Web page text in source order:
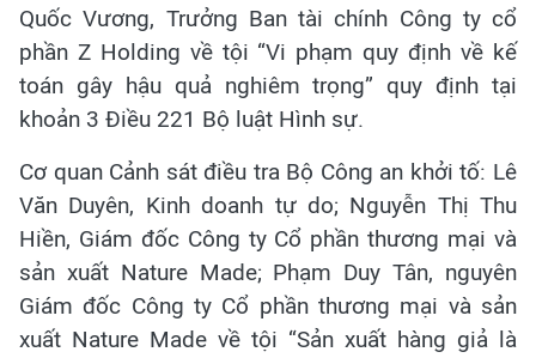
Quốc Vương, Trưởng Ban tài chính Công ty cổ
phần Z Holding về tội “Vi phạm quy định về kế
toán gây hậu quả nghiêm trọng” quy định tại
khoản 3 Điều 221 Bộ luật Hình sự.
Cơ quan Cảnh sát điều tra Bộ Công an khởi tố: Lê
Văn Duyên, Kinh doanh tự do; Nguyễn Thị Thu
Hiền, Giám đốc Công ty Cổ phần thương mại và
sản xuất Nature Made; Phạm Duy Tân, nguyên
Giám đốc Công ty Cổ phần thương mại và sản
xuất Nature Made về tội “Sản xuất hàng giả là